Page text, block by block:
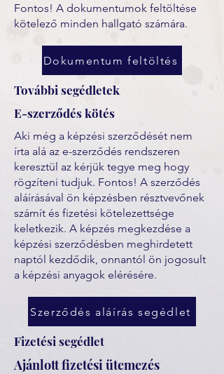
Fontos! A dokumentumok feltöltése
kötelező minden hallgató számára.
Dokumentum feltöltés
További segédletek
E-szerződés kötés
Aki még a képzési szerződését nem
írta alá az e-szerződés rendszeren
keresztül az kérjük tegye meg hogy
rögzíteni tudjuk. Fontos! A szerződés
aláírásával ön képzésben résztvevőnek
számít és fizetési kötelezettsége
keletkezik. A képzés megkezdése a
képzési szerződésben meghirdetett
naptól kezdődik, onnantól ön jogosult
a képzési anyagok elérésére.
Szerződés aláírás segédlet
Fizetési segédlet
Ajánlott fizetési ütemezés